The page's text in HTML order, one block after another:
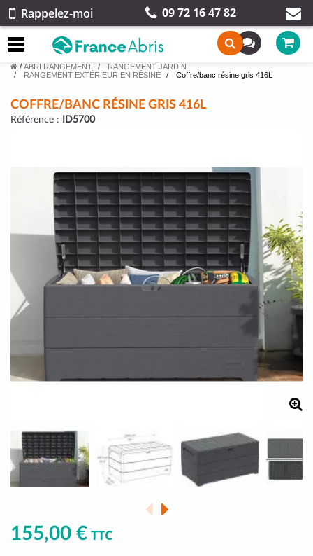
Rappelez-moi 09 72 16 47 82
/ ABRI RANGEMENT
RANGEMENT JARDIN
RANGEMENT EXTÉRIEUR EN RÉSINE
Coffre/banc résine gris 416L
COFFRE/BANC RÉSINE GRIS 416L
Référence : ID5700
155,00 € TTC